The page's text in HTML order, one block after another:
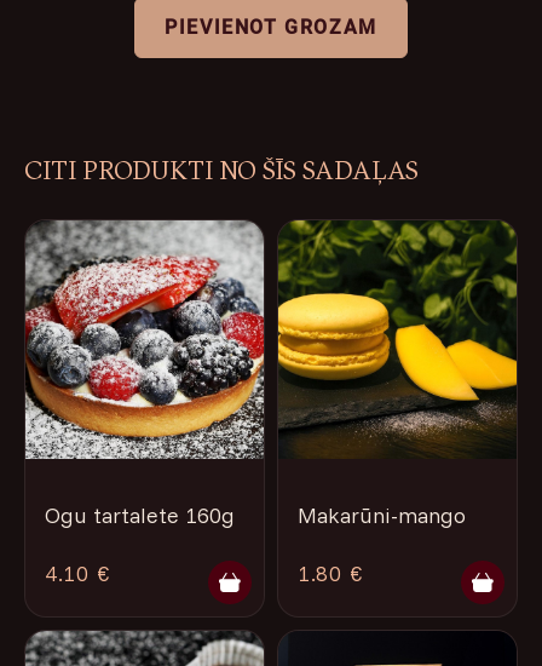
PIEVIENOT GROZAM
CITI PRODUKTI NO ŠĪS SADAĻAS
Ogu tartalete 160g
4.10 €
Makarūni-mango
1.80 €